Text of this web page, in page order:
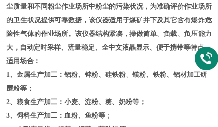
尘质量和不同粉尘作业场所中粉尘的污染状况，为准确评价作业场所
的卫生状况提供可靠数据，该仪器适用于煤矿井下及其它含有爆炸危
险性气体的作业场所。该仪器结构紧凑，操做简单、负载、负压能力
大，自动定时采样、流量稳定、全中文液晶显示、便于携带等特点。
适用场合：
1、金属生产加工：铝粉、锌粉、硅铁粉、镁粉、铁粉、铝材加工研
磨粉等；
2、粮食生产加工：小麦、淀粉、糖、奶粉等；
3、饲料生产加工：血粉、鱼粉等；